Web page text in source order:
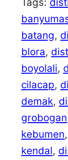
batang,
blora,
boyolali,
cilacap,
demak,
grobogan
kebumen,
kendal,